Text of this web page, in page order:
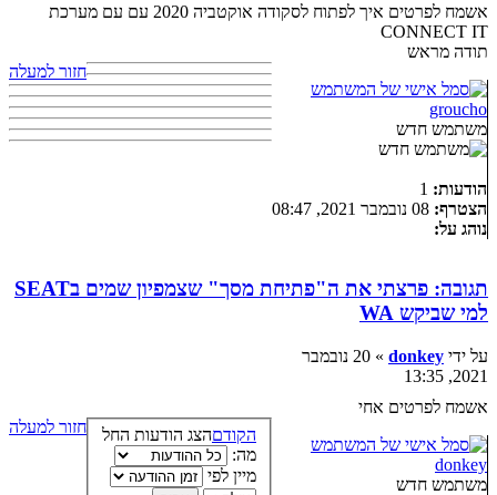
אשמח לפרטים איך לפתוח לסקודה אוקטביה 2020 עם עם מערכת
CONNECT IT
תודה מראש
groucho
משתמש חדש
הודעות:
הצטרף:
נוהג על:
חזור למעלה
תגובה: פרצתי את ה"פתיחת מסך" שצמפיון שמים בSEAT
למי שביקש WA
על ידי donkey
» 20 נובמבר
2021, 13:35
אשמח לפרטים אחי
donkey
משתמש חדש
חזור למעלה הקודםהצג הודעות החל
מה:
מיין לפי